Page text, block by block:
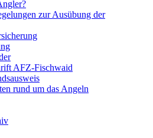
zur Ausübung der
AFZ-Fischwaid
rund um das Angeln